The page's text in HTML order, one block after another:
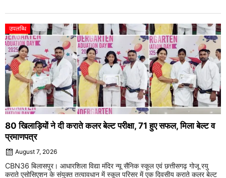
उपलब्धि
80 खिलाड़ियों ने दी कराते कलर बेल्ट परीक्षा, 71 हुए सफल, मिला बेल्ट व
प्रमाणपत्र
August 7, 2026
CBN36 बिलासपुर। आधारशिला विद्या मंदिर न्यू सैनिक स्कूल एवं छत्तीसगढ़ गोजू रयु
कराते एसोसिएशन के संयुक्त तत्वावधान में स्कूल परिसर में एक दिवसीय कराते कलर बेल्ट